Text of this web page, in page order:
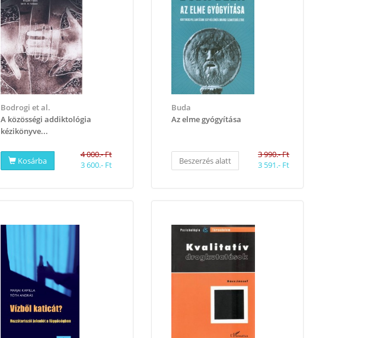
Bodrogi et al.
A közösségi addiktológia
kézikönyve...
Kosárba
4 000.- Ft
3 600.- Ft
Buda
Az elme gyógyítása
Beszerzés alatt
3 990.- Ft
3 591.- Ft